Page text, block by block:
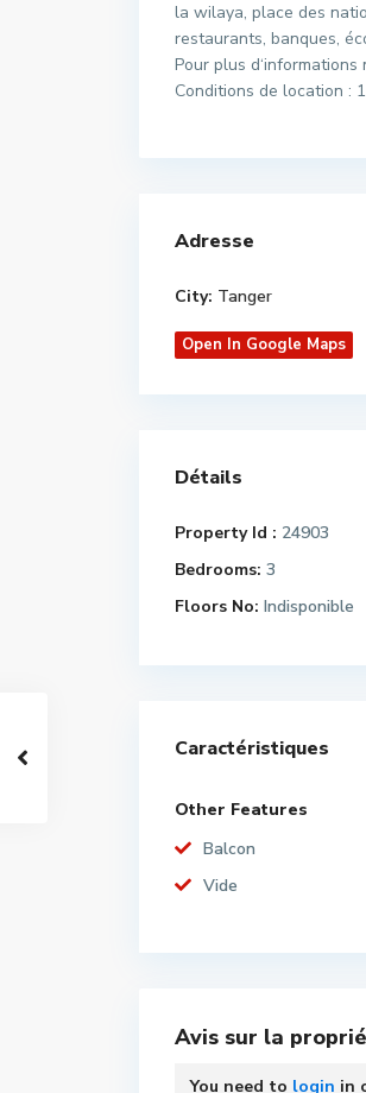
la wilaya, place des
restaurants, banques,
Pour plus
Conditions de location :
Adresse
City: Tanger
Open In Google Maps
Détails
Property Id : 24903
Bedrooms: 3
Floors No: Indisponible
Caractéristiques
Other Features
Balcon
Vide
Avis sur la
You need to login in